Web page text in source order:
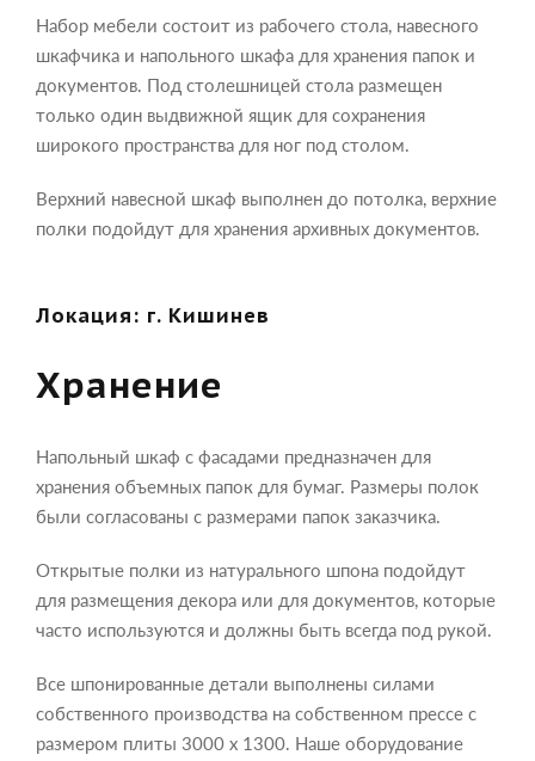
Набор мебели состоит из рабочего стола, навесного
шкафчика и напольного шкафа для хранения папок и
документов. Под столешницей стола размещен
только один выдвижной ящик для сохранения
широкого пространства для ног под столом.
Верхний навесной шкаф выполнен до потолка, верхние
полки подойдут для хранения архивных документов.
Локация: г. Кишинев
Хранение
Напольный шкаф с фасадами предназначен для
хранения объемных папок для бумаг. Размеры полок
были согласованы с размерами папок заказчика.
Открытые полки из натурального шпона подойдут
для размещения декора или для документов, которые
часто используются и должны быть всегда под рукой.
Все шпонированные детали выполнены силами
собственного производства на собственном прессе с
размером плиты 3000 х 1300. Наше оборудование